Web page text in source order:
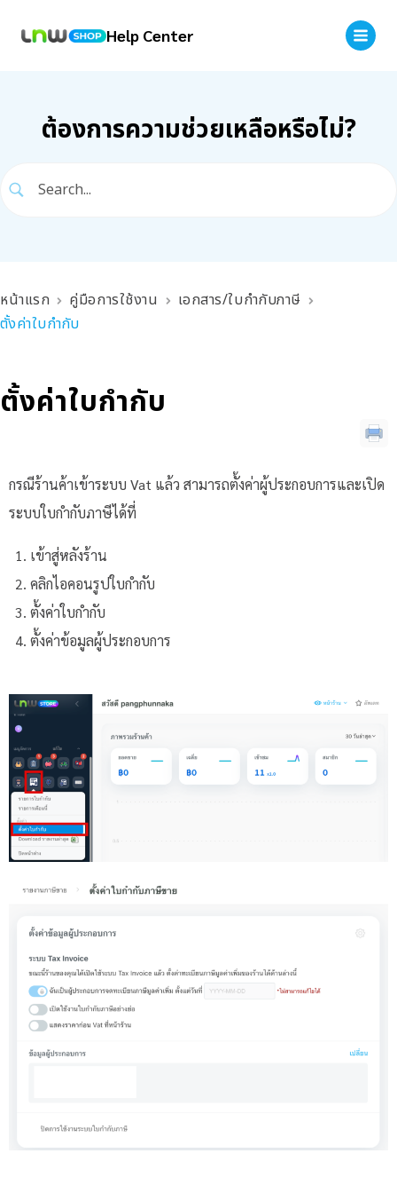
Help Center
ต้องการความช่วยเหลือหรือไม่?
หน้าแรก คู่มือการใช้งาน
เอกสาร/ใบกำกับภาษี
ตั้งค่าใบกำกับ
ตั้งค่าใบกำกับ
กรณีร้านค้าเข้าระบบ Vat แล้ว สามารถตั้งค่าผู้ประกอบการและเปิด
ระบบใบกำกับภาษีได้ที่
เข้าสู่หลังร้าน
คลิกไอคอนรูปใบกำกับ
ตั้งค่าใบกำกับ
ตั้งค่าข้อมูลผู้ประกอบการ